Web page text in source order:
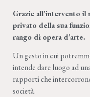
Grazie all’intervento
privato della sua
rango di opera d’arte.
Un gesto in cui
intende dare luogo ad
rapporti che
società.